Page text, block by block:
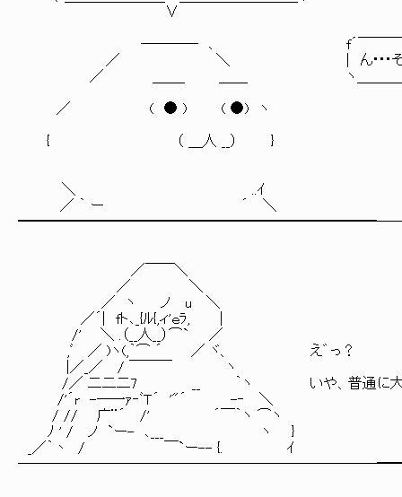
∨ |: : : : : :|ﾆ|: : : |: : |: : : : ,:
―――― ､ f´￣￣￣￣￣｀ヽ ‘,: : : : ∨⌒:
／ ＼ | ん･･･そうね | ‘,: : : : : } ]∨:
／ ＿＿_ ＿＿ ヽ＿＿＿＿＿乂_ ‘,: : : :ﾉ
／ ( ● ) ( ●) ヽ 丶 ＼|: : :
{ （ ＿人 __） } ﾉ
＼ ..ｲ |/⌒＼ ＼
／ ｀ ー ´
／￣￣＼ | なんかあいつ
／ ＼ ヽ＿＿＿＿＿＿
／ ヽ ノ u ＼
／´| fト､_{ﾙ{,ィ'ｅﾗ, |
/' ＼ .（__人__）⌒` ／
,ﾞ ／ )ヽ(,｀⌒ ´ ／ ヾ、 え゛っ？
|／_／ / ￣￣￣ ヽ
/／ 二二二7 __ ｀ヽ いや、普通に大分強
/'´r -―一ｧ‐ﾞＴ´ '"´ -‐ ＼
/ // 广¨´ /' ´￣｀ヽ ⌒ヽ
ﾉ ' / ノ `ー- ､___ ヽ }
_／｀丶 / ￣`ー-- {. ｲ